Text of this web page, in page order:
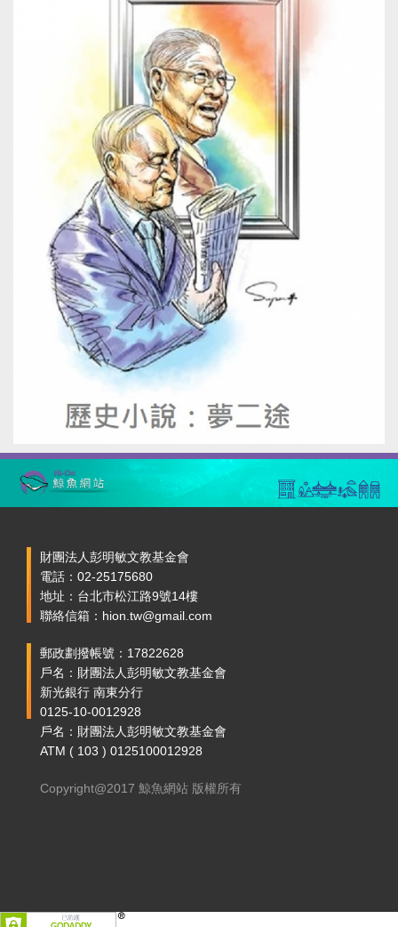
財團法人彭明敏文教基金會
電話：02-25175680
地址：台北市松江路9號14樓
聯絡信箱：hion.tw@gmail.com
郵政劃撥帳號：17822628
戶名：財團法人彭明敏文教基金會
新光銀行 南東分行
0125-10-0012928
戶名：財團法人彭明敏文教基金會
ATM ( 103 ) 0125100012928
Copyright@2017 鯨魚網站 版權所有